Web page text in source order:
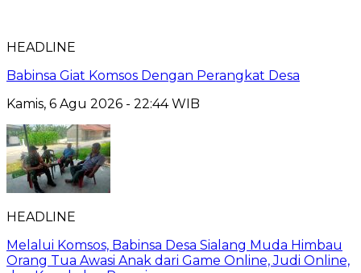
HEADLINE
Babinsa Giat Komsos Dengan Perangkat Desa
Kamis, 6 Agu 2026 - 22:44 WIB
HEADLINE
Melalui Komsos, Babinsa Desa Sialang Muda Himbau
Orang Tua Awasi Anak dari Game Online, Judi Online,